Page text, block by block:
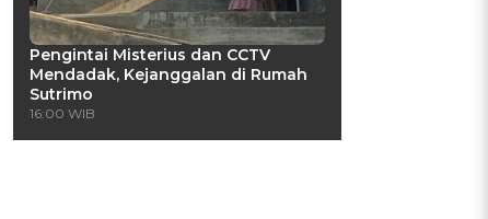
Pengintai Misterius dan CCTV
Mendadak, Kejanggalan di Rumah
Sutrimo
16:00 WIB